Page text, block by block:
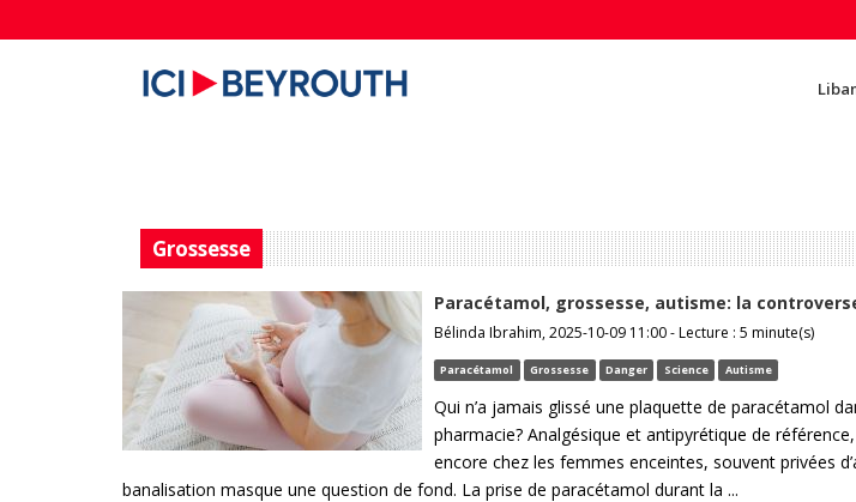
Grossesse
Paracétamol, grossesse, autisme: la
Bélinda Ibrahim, 2025-10-09 11:00 - Lecture : 5 minute(s)
Paracétamol Grossesse Danger Science Autisme
Qui n’a jamais glissé une plaquette de paracétamol
pharmacie? Analgésique et antipyrétique de
encore chez les femmes enceintes, souvent privées
banalisation masque une question de fond. La prise de paracétamol durant la ...